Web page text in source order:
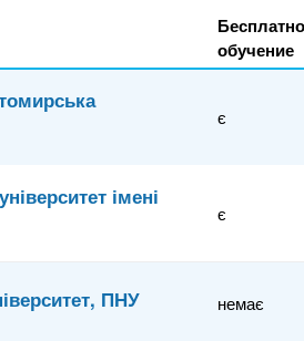
обучение
є
імені
є
ПНУ немає